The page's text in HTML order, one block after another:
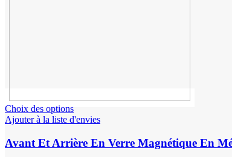
Choix des options
Ajouter à la liste d'envies
Avant Et Arrière En Verre Magnétique En